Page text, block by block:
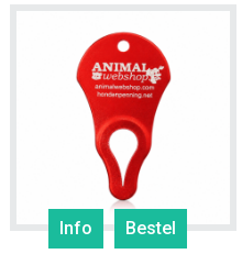
Info Bestel